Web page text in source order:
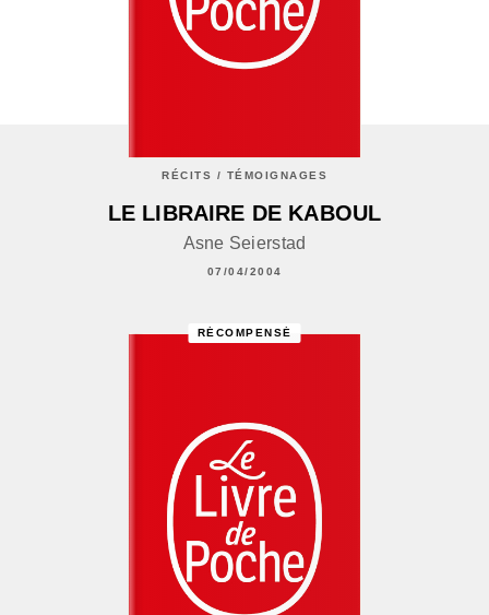
RÉCITS / TÉMOIGNAGES
LE LIBRAIRE DE KABOUL
Asne Seierstad
07/04/2004
RÉCOMPENSÉ